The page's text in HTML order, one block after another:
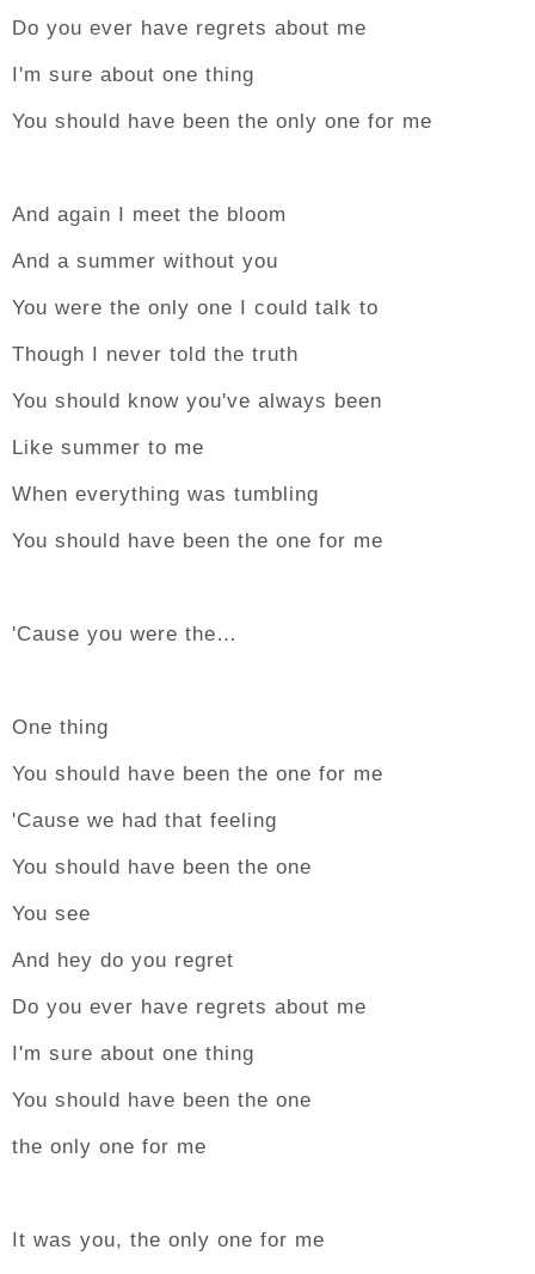
Do you ever have regrets about me
I'm sure about one thing
You should have been the only one for me
And again I meet the bloom
And a summer without you
You were the only one I could talk to
Though I never told the truth
You should know you've always been
Like summer to me
When everything was tumbling
You should have been the one for me
'Cause you were the…
One thing
You should have been the one for me
'Cause we had that feeling
You should have been the one
You see
And hey do you regret
Do you ever have regrets about me
I'm sure about one thing
You should have been the one
the only one for me
It was you, the only one for me